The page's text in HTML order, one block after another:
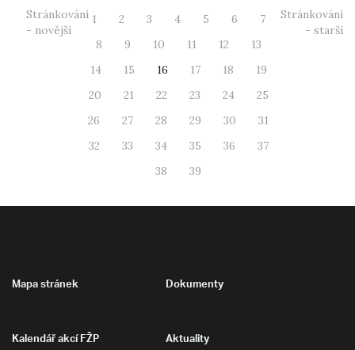
Stránkování
- novější
1 2 3 4 5 6
7
8
9 10 11 12
13
14
15 16 17 18
19
20
21 22 23 24
25
26
27 28 29 30
31
32
33 34 35 36
37
38
39
Stránkování
- starší
Mapa stránek Dokumenty
Kalendář akcí FŽP Aktuality